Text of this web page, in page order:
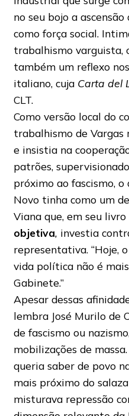
no seu bojo a
como força social.
trabalhismo varguista,
também um reflexo
italiano, cuja Carta del
CLT.
Como versão local do
trabalhismo de
e insistia na
patrões,
próximo ao fascismo,
Novo tinha como um
Viana que, em seu livro
objetiva, investia
representativa. “Hoje, o
vida política não é
Gabinete.”
Apesar dessas
lembra José Murilo de
de fascismo ou
mobilizações de
queria saber de povo
mais próximo do
misturava repressão